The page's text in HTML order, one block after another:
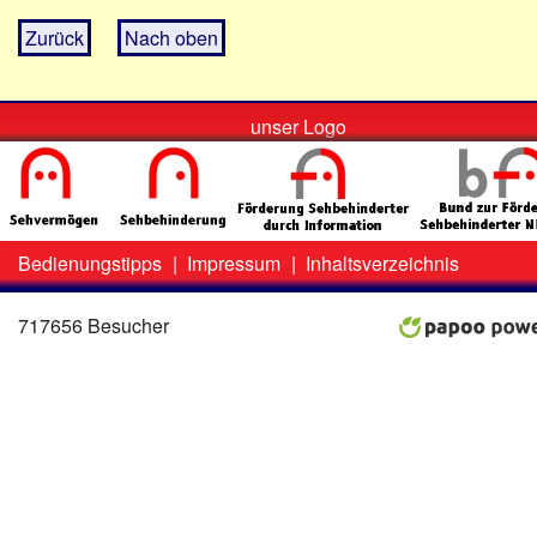
Zurück Nach oben
unser Logo
Zweit-
Menü
Bedienungstipps | Impressum | Inhaltsverzeichnis
717656 Besucher